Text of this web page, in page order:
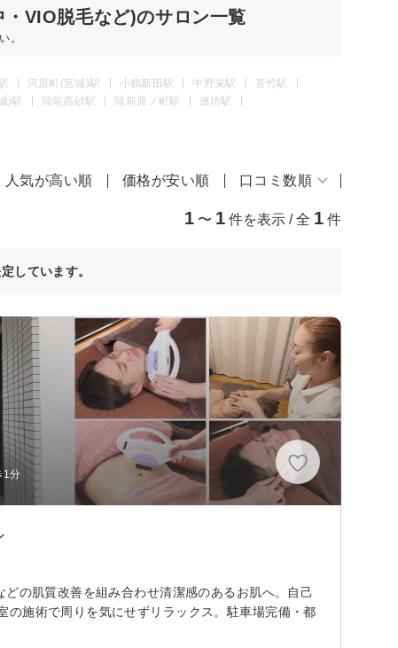
VIO脱毛など)のサロン一覧
。
河原町(宮城)駅 小鶴新田駅 中野栄駅
苦竹駅
)駅 陸前高砂駅 陸前原ノ町駅
連坊駅
人気が高い順 価格が安い順 口コミ数順
1 〜 1 件を表示 / 全 1 件
しています。
1分
の肌質改善を組み合わせ清潔感のあるお肌へ。自己
施術で周りを気にせずリラックス。駐車場完備・都